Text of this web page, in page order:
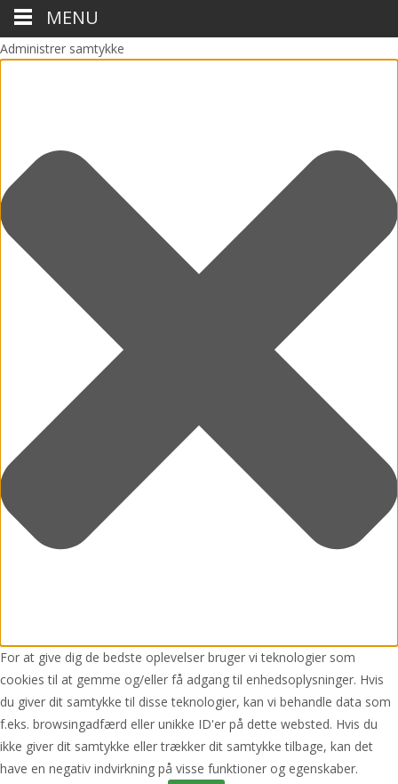
Administrer samtykke
For at give dig de bedste oplevelser bruger vi teknologier som
cookies til at gemme og/eller få adgang til enhedsoplysninger. Hvis
du giver dit samtykke til disse teknologier, kan vi behandle data som
f.eks. browsingadfærd eller unikke ID'er på dette websted. Hvis du
ikke giver dit samtykke eller trækker dit samtykke tilbage, kan det
have en negativ indvirkning på visse funktioner og egenskaber.
MENU